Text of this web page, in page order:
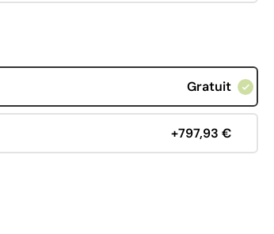
Gratuit
+797,93 €